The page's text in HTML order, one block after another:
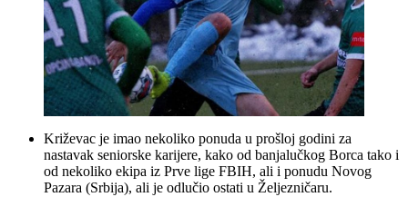
Križevac je imao nekoliko ponuda u prošloj godini za
nastavak seniorske karijere, kako od banjalučkog Borca tako i
od nekoliko ekipa iz Prve lige FBIH, ali i ponudu Novog
Pazara (Srbija), ali je odlučio ostati u Željezničaru.